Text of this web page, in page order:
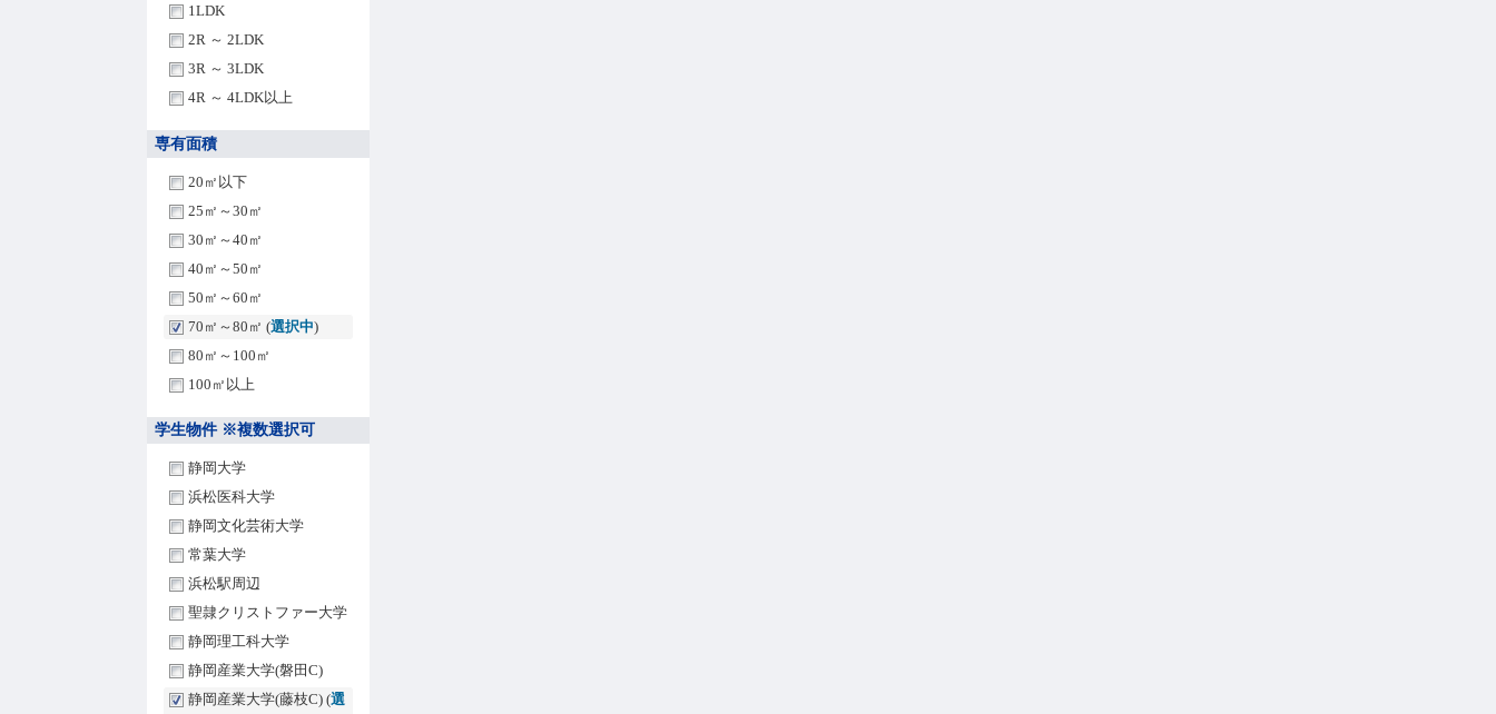
1LDK
2R ～ 2LDK
3R ～ 3LDK
4R ～ 4LDK以上
専有面積
20㎡以下
25㎡～30㎡
30㎡～40㎡
40㎡～50㎡
50㎡～60㎡
70㎡～80㎡ (選択中)
80㎡～100㎡
100㎡以上
学生物件 ※複数選択可
静岡大学
浜松医科大学
静岡文化芸術大学
常葉大学
浜松駅周辺
聖隷クリストファー大学
静岡理工科大学
静岡産業大学(磐田C)
静岡産業大学(藤枝C) (選